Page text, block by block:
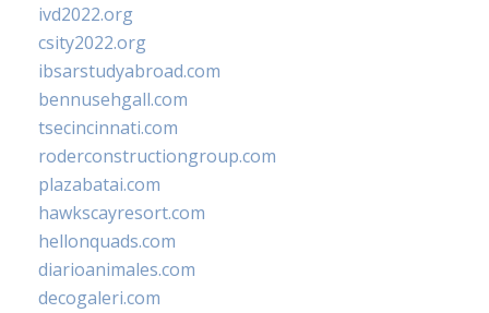
ivd2022.org
csity2022.org
ibsarstudyabroad.com
bennusehgall.com
tsecincinnati.com
roderconstructiongroup.com
plazabatai.com
hawkscayresort.com
hellonquads.com
diarioanimales.com
decogaleri.com